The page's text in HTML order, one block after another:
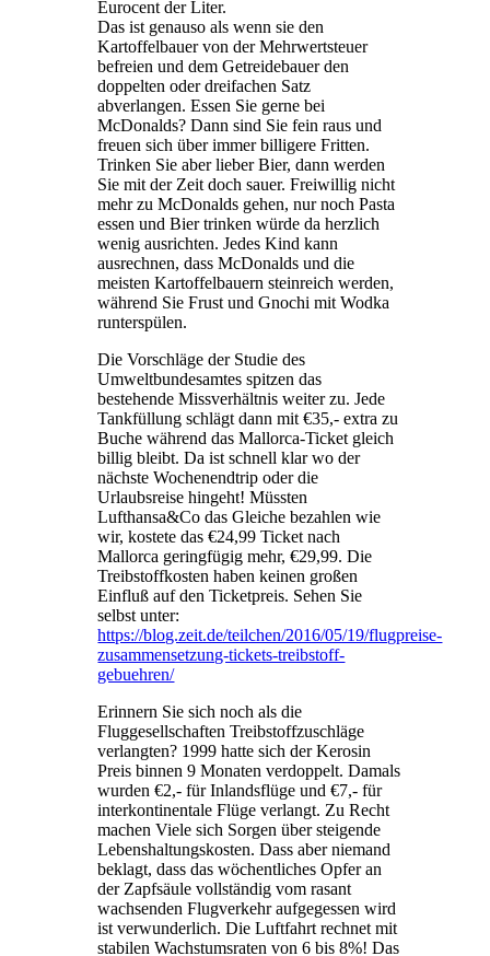
Eurocent der Liter.
Das ist genauso als wenn sie den
Kartoffelbauer von der Mehrwertsteuer
befreien und dem Getreidebauer den
doppelten oder dreifachen Satz
abverlangen. Essen Sie gerne bei
McDonalds? Dann sind Sie fein raus und
freuen sich über immer billigere Fritten.
Trinken Sie aber lieber Bier, dann werden
Sie mit der Zeit doch sauer. Freiwillig nicht
mehr zu McDonalds gehen, nur noch Pasta
essen und Bier trinken würde da herzlich
wenig ausrichten. Jedes Kind kann
ausrechnen, dass McDonalds und die
meisten Kartoffelbauern steinreich werden,
während Sie Frust und Gnochi mit Wodka
runterspülen.
Die Vorschläge der Studie des
Umweltbundesamtes spitzen das
bestehende Missverhältnis weiter zu. Jede
Tankfüllung schlägt dann mit €35,- extra zu
Buche während das Mallorca-Ticket gleich
billig bleibt. Da ist schnell klar wo der
nächste Wochenendtrip oder die
Urlaubsreise hingeht! Müssten
Lufthansa&Co das Gleiche bezahlen wie
wir, kostete das €24,99 Ticket nach
Mallorca geringfügig mehr, €29,99. Die
Treibstoffkosten haben keinen großen
Einfluß auf den Ticketpreis. Sehen Sie
selbst unter:
https://blog.zeit.de/teilchen/2016/05/19/flugpreise-
zusammensetzung-tickets-treibstoff-
gebuehren/
Erinnern Sie sich noch als die
Fluggesellschaften Treibstoffzuschläge
verlangten? 1999 hatte sich der Kerosin
Preis binnen 9 Monaten verdoppelt. Damals
wurden €2,- für Inlandsflüge und €7,- für
interkontinentale Flüge verlangt. Zu Recht
machen Viele sich Sorgen über steigende
Lebenshaltungskosten. Dass aber niemand
beklagt, dass das wöchentliches Opfer an
der Zapfsäule vollständig vom rasant
wachsenden Flugverkehr aufgegessen wird
ist verwunderlich. Die Luftfahrt rechnet mit
stabilen Wachstumsraten von 6 bis 8%! Das